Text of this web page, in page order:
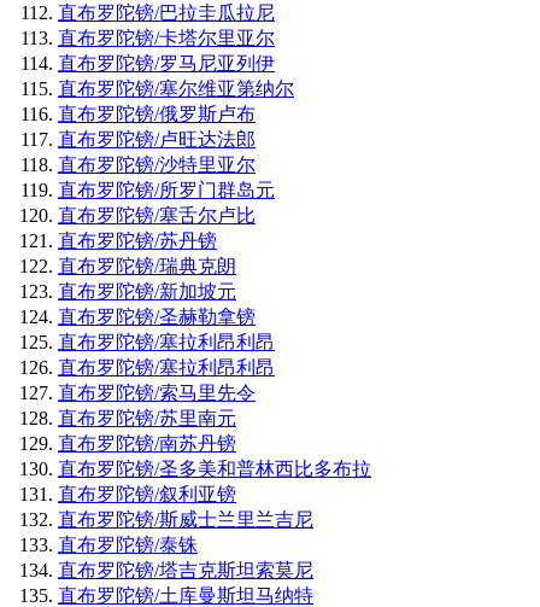
直布罗陀镑/巴拉圭瓜拉尼
直布罗陀镑/卡塔尔里亚尔
直布罗陀镑/罗马尼亚列伊
直布罗陀镑/塞尔维亚第纳尔
直布罗陀镑/俄罗斯卢布
直布罗陀镑/卢旺达法郎
直布罗陀镑/沙特里亚尔
直布罗陀镑/所罗门群岛元
直布罗陀镑/塞舌尔卢比
直布罗陀镑/苏丹镑
直布罗陀镑/瑞典克朗
直布罗陀镑/新加坡元
直布罗陀镑/圣赫勒拿镑
直布罗陀镑/塞拉利昂利昂
直布罗陀镑/塞拉利昂利昂
直布罗陀镑/索马里先令
直布罗陀镑/苏里南元
直布罗陀镑/南苏丹镑
直布罗陀镑/圣多美和普林西比多布拉
直布罗陀镑/叙利亚镑
直布罗陀镑/斯威士兰里兰吉尼
直布罗陀镑/泰铢
直布罗陀镑/塔吉克斯坦索莫尼
直布罗陀镑/土库曼斯坦马纳特